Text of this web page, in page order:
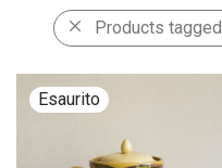
Products tagged